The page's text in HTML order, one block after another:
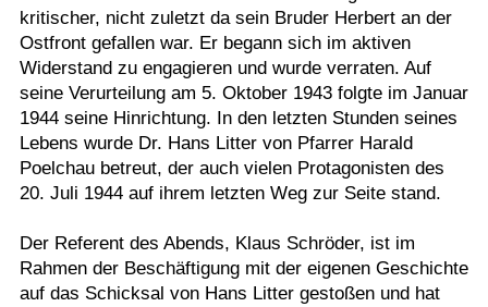
kritischer, nicht zuletzt da sein Bruder Herbert an der
Ostfront gefallen war. Er begann sich im aktiven
Widerstand zu engagieren und wurde verraten. Auf
seine Verurteilung am 5. Oktober 1943 folgte im Januar
1944 seine Hinrichtung. In den letzten Stunden seines
Lebens wurde Dr. Hans Litter von Pfarrer Harald
Poelchau betreut, der auch vielen Protagonisten des
20. Juli 1944 auf ihrem letzten Weg zur Seite stand.
Der Referent des Abends, Klaus Schröder, ist im
Rahmen der Beschäftigung mit der eigenen Geschichte
auf das Schicksal von Hans Litter gestoßen und hat